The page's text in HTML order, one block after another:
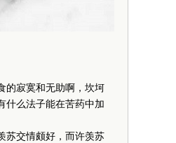
寂寞和无助啊，坎坷
什么法子能在苦药中加
交情颇好，而许羡苏